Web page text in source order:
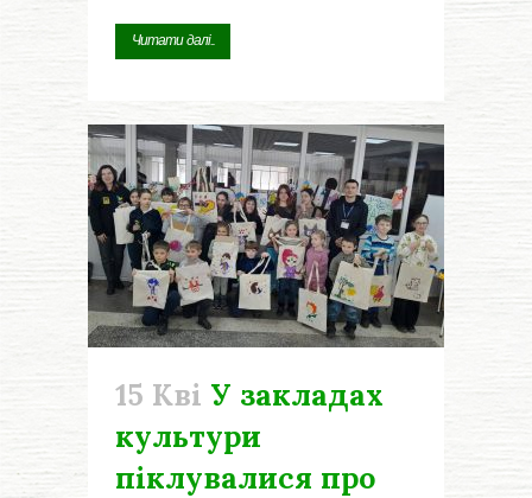
Читати далі...
15 Кві У закладах
культури
піклувалися про